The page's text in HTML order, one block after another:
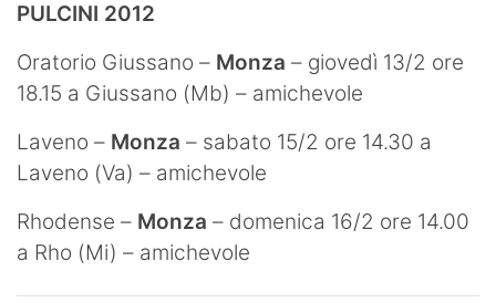
PULCINI 2012
Oratorio Giussano – Monza – giovedì 13/2 ore
18.15 a Giussano (Mb) – amichevole
Laveno – Monza – sabato 15/2 ore 14.30 a
Laveno (Va) – amichevole
Rhodense – Monza – domenica 16/2 ore 14.00
a Rho (Mi) – amichevole